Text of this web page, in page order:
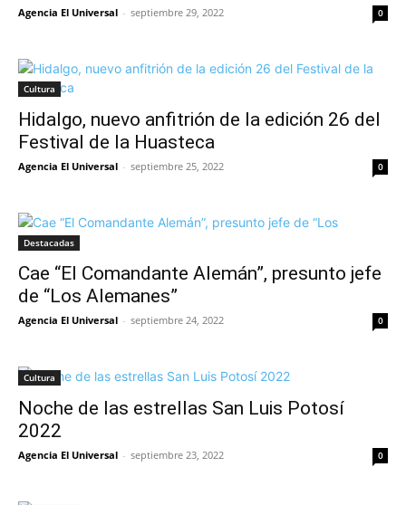
Agencia El Universal - septiembre 29, 2022 0
Cultura
Hidalgo, nuevo anfitrión de la edición 26 del
Festival de la Huasteca
Agencia El Universal - septiembre 25, 2022 0
Destacadas
Cae “El Comandante Alemán”, presunto jefe
de “Los Alemanes”
Agencia El Universal - septiembre 24, 2022 0
Cultura
Noche de las estrellas San Luis Potosí
2022
Agencia El Universal - septiembre 23, 2022 0